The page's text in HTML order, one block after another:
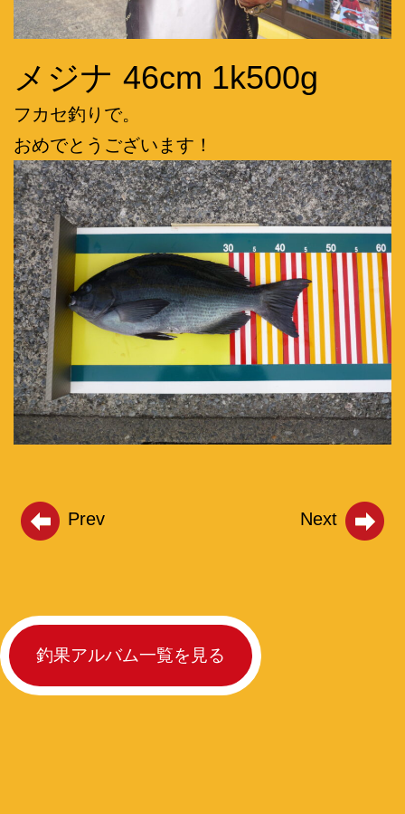
メジナ 46cm 1k500g
フカセ釣りで。
おめでとうございます！
Prev Next
釣果アルバム一覧を見る